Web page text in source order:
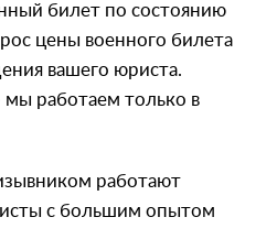
билет по состоянию
цены военного билета
вашего юриста.
работаем только в
работают
с большим опытом